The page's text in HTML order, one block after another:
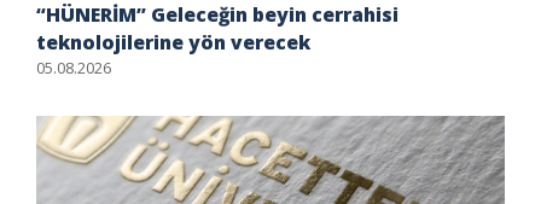
“HÜNERİM” Geleceğin beyin cerrahisi
teknolojilerine yön verecek
05.08.2026